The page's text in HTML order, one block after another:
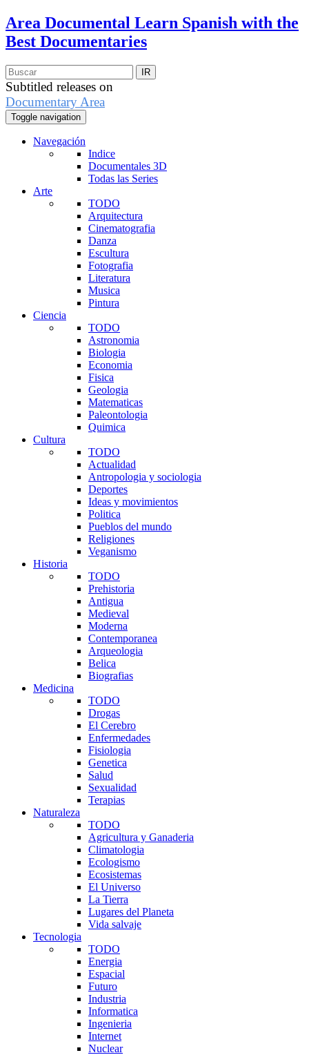
Area Documental Learn Spanish with the
Best Documentaries
Subtitled releases on
Documentary Area
Toggle navigation
Navegación
Indice
Documentales 3D
Todas las Series
Arte
TODO
Arquitectura
Cinematografia
Danza
Escultura
Fotografia
Literatura
Musica
Pintura
Ciencia
TODO
Astronomia
Biologia
Economia
Fisica
Geologia
Matematicas
Paleontologia
Quimica
Cultura
TODO
Actualidad
Antropologia y sociologia
Deportes
Ideas y movimientos
Politica
Pueblos del mundo
Religiones
Veganismo
Historia
TODO
Prehistoria
Antigua
Medieval
Moderna
Contemporanea
Arqueologia
Belica
Biografias
Medicina
TODO
Drogas
El Cerebro
Enfermedades
Fisiologia
Genetica
Salud
Sexualidad
Terapias
Naturaleza
TODO
Agricultura y Ganaderia
Climatologia
Ecologismo
Ecosistemas
El Universo
La Tierra
Lugares del Planeta
Vida salvaje
Tecnologia
TODO
Energia
Espacial
Futuro
Industria
Informatica
Ingenieria
Internet
Nuclear